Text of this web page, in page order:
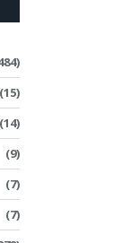
(15)
(14)
(9)
(7)
(7)